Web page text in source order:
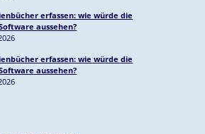
erfassen: wie würde die
aussehen?
erfassen: wie würde die
aussehen?